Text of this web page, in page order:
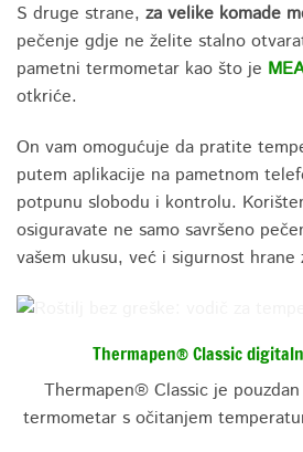
S druge strane, za velike komade
pečenje gdje ne želite stalno
pametni termometar kao što je
otkriće.
On vam omogućuje da pratite
putem aplikacije na pametnom
potpunu slobodu i kontrolu.
osiguravate ne samo savršeno
vašem ukusu, već i sigurnost hrane
Thermapen® Classic
Thermapen® Classic je
termometar s očitanjem